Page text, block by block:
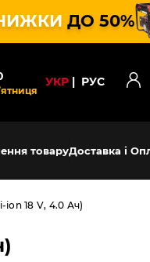
ДО 50%
УКР РУС
товаруДоставка і
ion 18 V, 4.0 Ач)